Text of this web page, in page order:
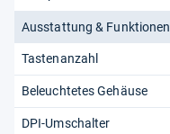
Ausstattung & Funktionen
Tastenanzahl
Beleuchtetes Gehäuse
DPI-Umschalter